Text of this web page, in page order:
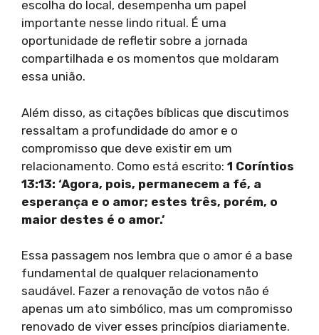
escolha do local, desempenha um papel
importante nesse lindo ritual. É uma
oportunidade de refletir sobre a jornada
compartilhada e os momentos que moldaram
essa união.
Além disso, as citações bíblicas que discutimos
ressaltam a profundidade do amor e o
compromisso que deve existir em um
relacionamento. Como está escrito: 1 Coríntios
13:13: ‘Agora, pois, permanecem a fé, a
esperança e o amor; estes três, porém, o
maior destes é o amor.’
Essa passagem nos lembra que o amor é a base
fundamental de qualquer relacionamento
saudável. Fazer a renovação de votos não é
apenas um ato simbólico, mas um compromisso
renovado de viver esses princípios diariamente.